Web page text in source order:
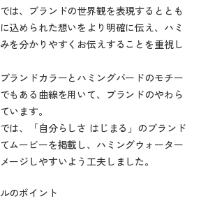
は、ブランドの世界観を表現するととも
込められた想いをより明確に伝え、ハミ
を分かりやすくお伝えすることを重視し
ランドカラーとハミングバードのモチー
もある曲線を用いて、ブランドのやわら
います。
は、「自分らしさ はじまる」のブランド
ムービーを掲載し、ハミングウォーター
ージしやすいよう工夫しました。
のポイント